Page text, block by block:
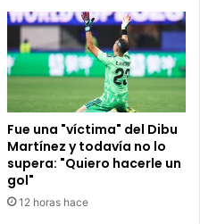
Fue una "víctima" del Dibu
Martínez y todavía no lo
supera: "Quiero hacerle un
gol"
12 horas hace